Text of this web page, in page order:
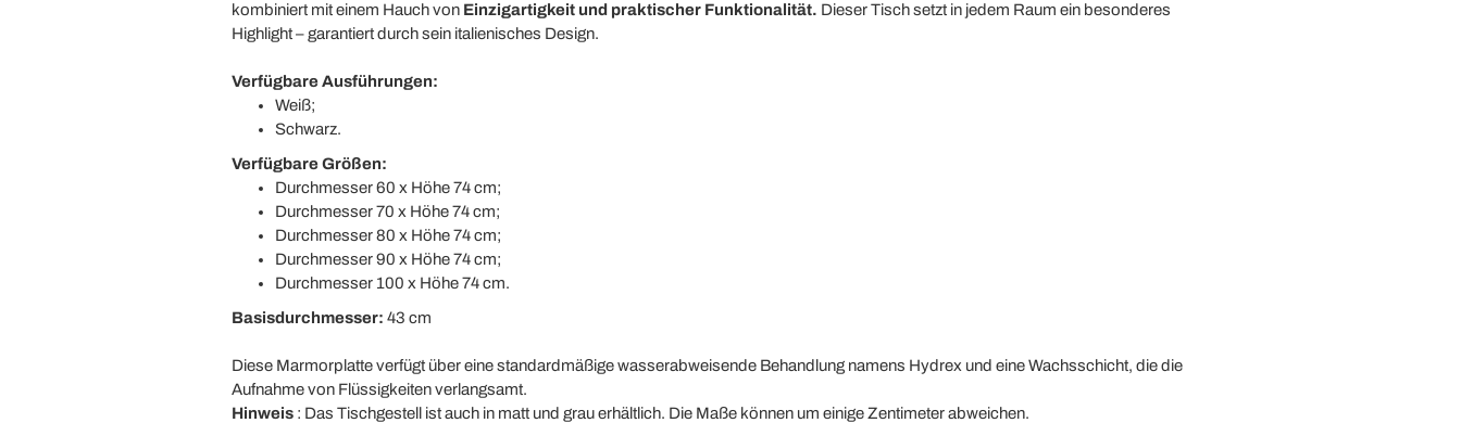
kombiniert mit einem Hauch von Einzigartigkeit und praktischer Funktionalität. Dieser Tisch setzt in jedem Raum ein besonderes
Highlight – garantiert durch sein italienisches Design.
Verfügbare Ausführungen:
Weiß;
Schwarz.
Verfügbare Größen:
Durchmesser 60 x Höhe 74 cm;
Durchmesser 70 x Höhe 74 cm;
Durchmesser 80 x Höhe 74 cm;
Durchmesser 90 x Höhe 74 cm;
Durchmesser 100 x Höhe 74 cm.
Basisdurchmesser: 43 cm
Diese Marmorplatte verfügt über eine standardmäßige wasserabweisende Behandlung namens Hydrex und eine Wachsschicht, die die
Aufnahme von Flüssigkeiten verlangsamt.
Hinweis: Das Tischgestell ist auch in matt und grau erhältlich. Die Maße können um einige Zentimeter abweichen.